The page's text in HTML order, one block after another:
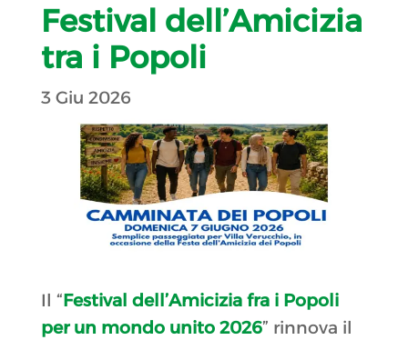
Festival dell’Amicizia
tra i Popoli
3 Giu 2026
Il “Festival dell’Amicizia fra i Popoli
per un mondo unito 2026” rinnova il